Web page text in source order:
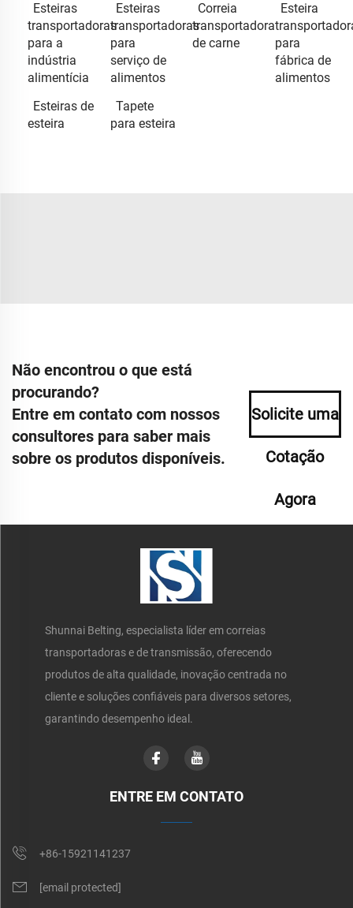
Esteiras
transportadoras
para a
indústria
alimentícia
Esteiras
transportadoras
para
serviço de
alimentos
Correia
transportadora
de carne
Esteira
para
fábrica de
alimentos
Esteiras de
esteira
Tapete
para esteira
Não encontrou o que está
procurando?
Entre em contato com nossos
consultores para saber mais
sobre os produtos disponíveis.
Solicite uma
Cotação
Agora
Shunnai Belting, especialista líder em correias
transportadoras e de transmissão, oferecendo
produtos de alta qualidade, inovação centrada no
cliente e soluções confiáveis para diversos setores,
garantindo desempenho ideal.
ENTRE EM CONTATO
+86-15921141237
[email protected]